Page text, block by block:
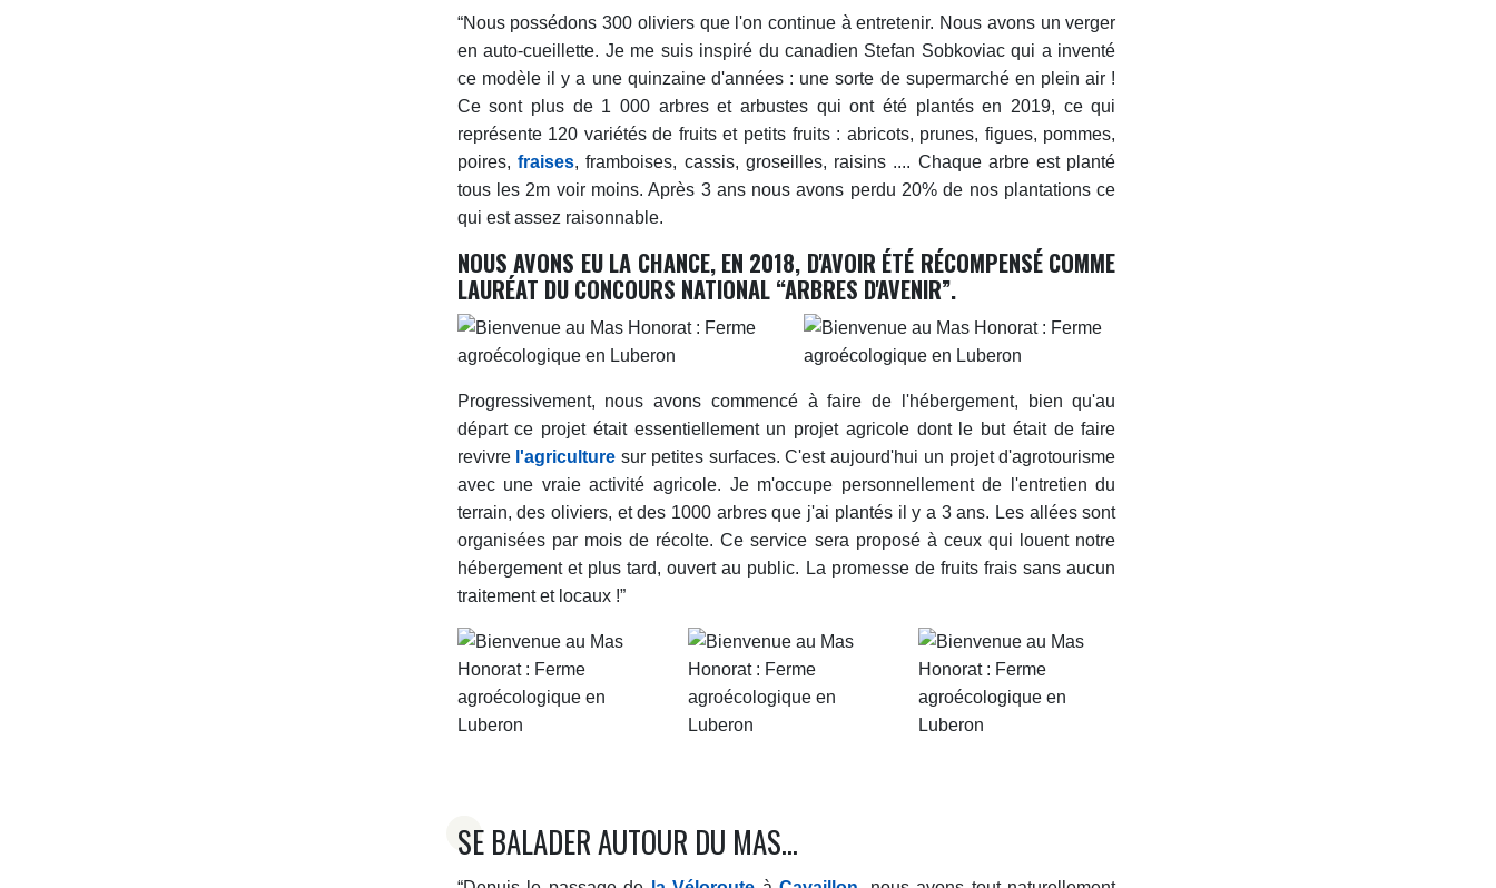
“Nous possédons 300 oliviers que l'on continue à entretenir. Nous avons un verger
en auto-cueillette. Je me suis inspiré du canadien Stefan Sobkoviac qui a inventé
ce modèle il y a une quinzaine d'années : une sorte de supermarché en plein air !
Ce sont plus de 1 000 arbres et arbustes qui ont été plantés en 2019, ce qui
représente 120 variétés de fruits et petits fruits : abricots, prunes, figues, pommes,
poires, fraises, framboises, cassis, groseilles, raisins .... Chaque arbre est planté
tous les 2m voir moins. Après 3 ans nous avons perdu 20% de nos plantations ce
qui est assez raisonnable.
NOUS AVONS EU LA CHANCE, EN 2018, D'AVOIR ÉTÉ RÉCOMPENSÉ COMME
LAURÉAT DU CONCOURS NATIONAL “ARBRES D'AVENIR”.
Progressivement, nous avons commencé à faire de l'hébergement, bien qu'au
départ ce projet était essentiellement un projet agricole dont le but était de faire
revivre l'agriculture sur petites surfaces. C'est aujourd'hui un projet d'agrotourisme
avec une vraie activité agricole. Je m'occupe personnellement de l'entretien du
terrain, des oliviers, et des 1000 arbres que j'ai plantés il y a 3 ans. Les allées sont
organisées par mois de récolte. Ce service sera proposé à ceux qui louent notre
hébergement et plus tard, ouvert au public. La promesse de fruits frais sans aucun
traitement et locaux !”
SE BALADER AUTOUR DU MAS...